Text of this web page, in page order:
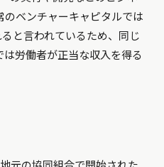
ベンチャーキャピタルでは
と言われているため、同じ
労働者が正当な収入を得る